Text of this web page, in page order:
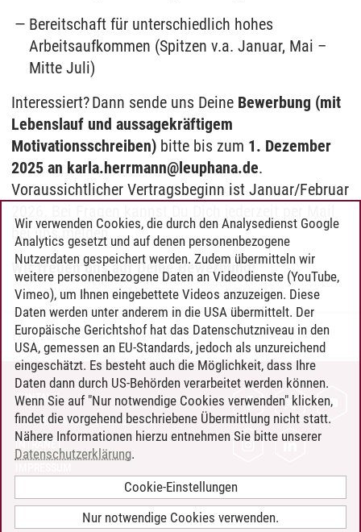
Bereitschaft für unterschiedlich hohes
Arbeitsaufkommen (Spitzen v.a. Januar, Mai –
Mitte Juli)
Interessiert? Dann sende uns Deine Bewerbung (mit
Lebenslauf und aussagekräftigem
Motivationsschreiben) bitte bis zum 1. Dezember
2025 an karla.herrmann@leuphana.de.
Voraussichtlicher Vertragsbeginn ist Januar/Februar
bei uns melden.
Wir freuen uns auf Deine Bewerbung!
17.11.2025
KONTAKT
LEUPHANA ALS ARBEITGEBER
INTRANET
BARRIEREFREIHEIT
Wir verwenden Cookies, die durch den Analysedienst Google
Analytics gesetzt und auf denen personenbezogene
Nutzerdaten gespeichert werden. Zudem übermitteln wir
weitere personenbezogene Daten an Videodienste (YouTube,
Vimeo), um Ihnen eingebettete Videos anzuzeigen. Diese
Daten werden unter anderem in die USA übermittelt. Der
Europäische Gerichtshof hat das Datenschutzniveau in den
USA, gemessen an EU-Standards, jedoch als unzureichend
eingeschätzt. Es besteht auch die Möglichkeit, dass Ihre
Daten dann durch US-Behörden verarbeitet werden können.
Wenn Sie auf "Nur notwendige Cookies verwenden" klicken,
findet die vorgehend beschriebene Übermittlung nicht statt.
Nähere Informationen hierzu entnehmen Sie bitte unserer
Datenschutzerklärung.
Cookie-Einstellungen
Nur notwendige Cookies verwenden.